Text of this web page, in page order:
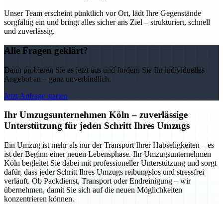
Unser Team erscheint pünktlich vor Ort, lädt Ihre Gegenstände
sorgfältig ein und bringt alles sicher ans Ziel – strukturiert, schnell
und zuverlässig.
Alle Fragen geklärt?
Dann probieren Sie es jetzt aus und fordern Sie Ihr individuelles
Angebot an – ganz unverbindlich.
Jetzt Anfrage starten
Ihr Umzugsunternehmen Köln – zuverlässige
Unterstützung für jeden Schritt Ihres Umzugs
Ein Umzug ist mehr als nur der Transport Ihrer Habseligkeiten – es
ist der Beginn einer neuen Lebensphase. Ihr Umzugsunternehmen
Köln begleitet Sie dabei mit professioneller Unterstützung und sorgt
dafür, dass jeder Schritt Ihres Umzugs reibungslos und stressfrei
verläuft. Ob Packdienst, Transport oder Endreinigung – wir
übernehmen, damit Sie sich auf die neuen Möglichkeiten
konzentrieren können.